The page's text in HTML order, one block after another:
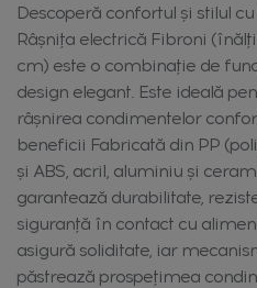
Descoperă confortul și stilul
Râșnița electrică Fibroni
cm) este o combinație de
design elegant. Este ideală
râșnirea condimentelor
beneficii Fabricată din PP
și ABS, acril, aluminiu și
garantează durabilitate,
siguranță în contact cu
asigură soliditate, iar
păstrează prospețimea